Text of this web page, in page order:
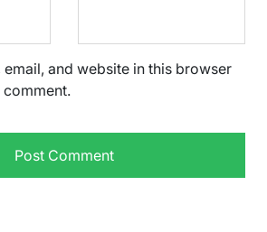
email, and website in this browser